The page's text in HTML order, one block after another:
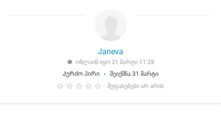
Janeva
ონლაინ იყო 31 მარტი 11:28
Კერძო პირი
შეიქმნა 31 მარტი
შეფასებები არ არის